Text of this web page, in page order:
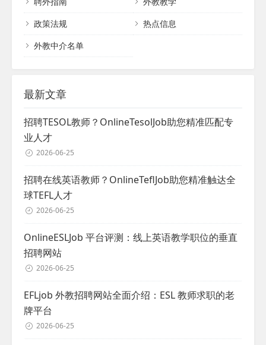
二、面试与双向选择：寻找最佳契合点 在初
步评估的基础上，我们将组织面试环节，让
政策法规
热点信息
外教中介名单
最新文章
招聘TESOL教师？OnlineTesolJob助您精准匹配专
业人才
2026-06-25
招聘在线英语教师？OnlineTeflJob助您精准触达全
球TEFL人才
2026-06-25
OnlineESLJob 平台评测：线上英语教学职位的垂直
招聘网站
2026-06-25
EFLjob 外教招聘网站全面介绍：ESL 教师求职的老
牌平台
2026-06-25